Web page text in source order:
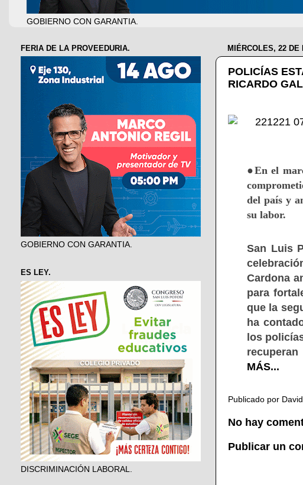
GOBIERNO CON GARANTIA.
MIÉRCOLES, 22 DE
POLICÍAS
RICARDO
●En el
del país y
su labor.
San Luis
Cardona
para
que la
ha
los
MÁS...
Publicado por
No hay
Publicar un
FERIA DE LA PROVEEDURIA.
GOBIERNO CON GARANTIA.
ES LEY.
DISCRIMINACIÓN LABORAL.